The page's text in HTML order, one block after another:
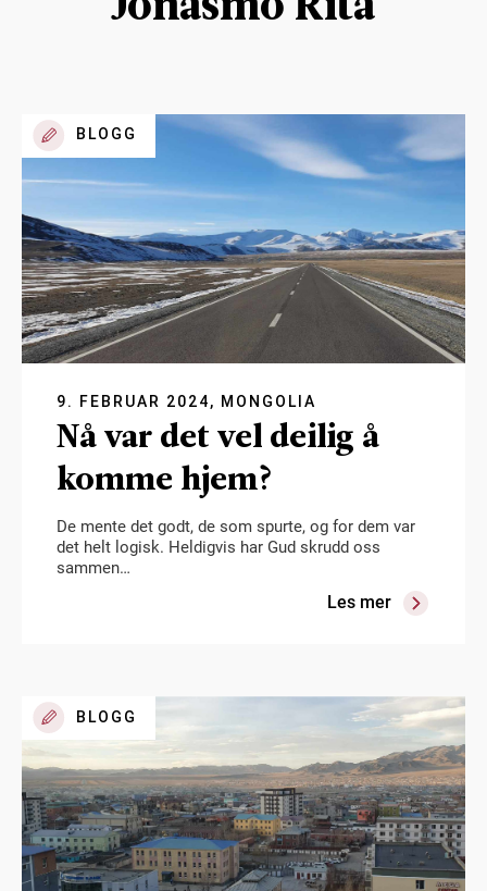
9. FEBRUAR 2024, MONGOLIA
Nå var det vel deilig å
komme hjem?
De mente det godt, de som spurte, og for dem var
det helt logisk. Heldigvis har Gud skrudd oss
sammen…
Les mer
BLOGG
BLOGG